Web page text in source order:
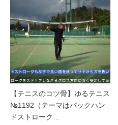
【テニスのコツ骨】ゆるテニス
№1192（テーマはバックハン
ドストローク…